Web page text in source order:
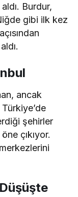
Burdur,
gibi ilk kez
ancak
Türkiye’de
şehirler
çıkıyor.
Düşüşte